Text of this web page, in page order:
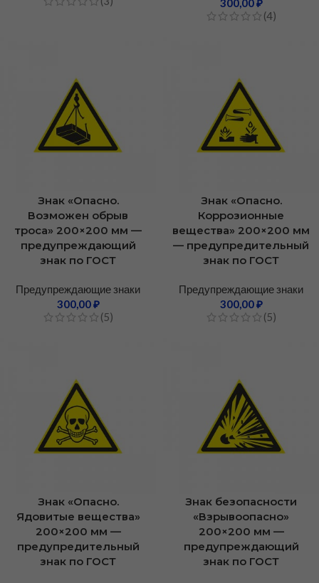
300,00₽
(4)
Знак «Опасно.
Возможен обрыв
троса» 200×200 мм —
предупреждающий
знак по ГОСТ
Предупреждающие знаки
300,00₽
(5)
Знак «Опасно.
Коррозионные
вещества» 200×200 мм
— предупредительный
знак по ГОСТ
Предупреждающие знаки
300,00₽
(5)
Знак «Опасно.
Ядовитые вещества»
200×200 мм —
предупредительный
знак по ГОСТ
Знак безопасности
«Взрывоопасно»
200×200 мм —
предупреждающий
знак по ГОСТ